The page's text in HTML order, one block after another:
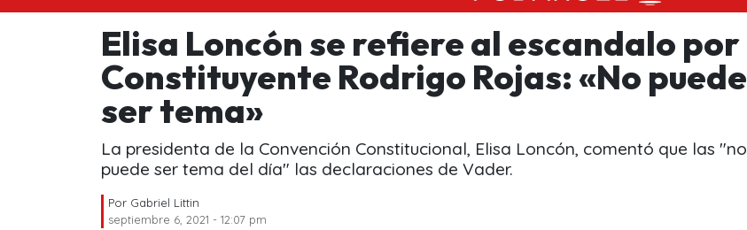
Elisa Loncón se refiere al escandalo por
Constituyente Rodrigo Rojas: «No puede
ser tema»
La presidenta de la Convención Constitucional, Elisa Loncón, comentó que las "no
puede ser tema del día" las declaraciones de Vader.
Por Gabriel Littin
septiembre 6, 2021 - 12:07 pm